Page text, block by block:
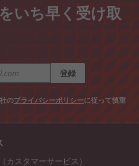
いち早く受け取
登録
のプライバシーポリシーに従って慎重
カスタマーサービス）